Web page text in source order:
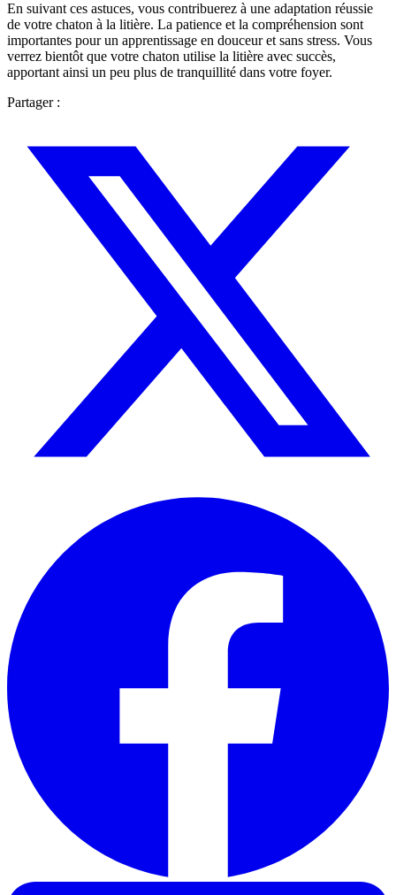
En suivant ces astuces, vous contribuerez à une adaptation réussie
de votre chaton à la litière. La patience et la compréhension sont
importantes pour un apprentissage en douceur et sans stress. Vous
verrez bientôt que votre chaton utilise la litière avec succès,
apportant ainsi un peu plus de tranquillité dans votre foyer.
Partager :